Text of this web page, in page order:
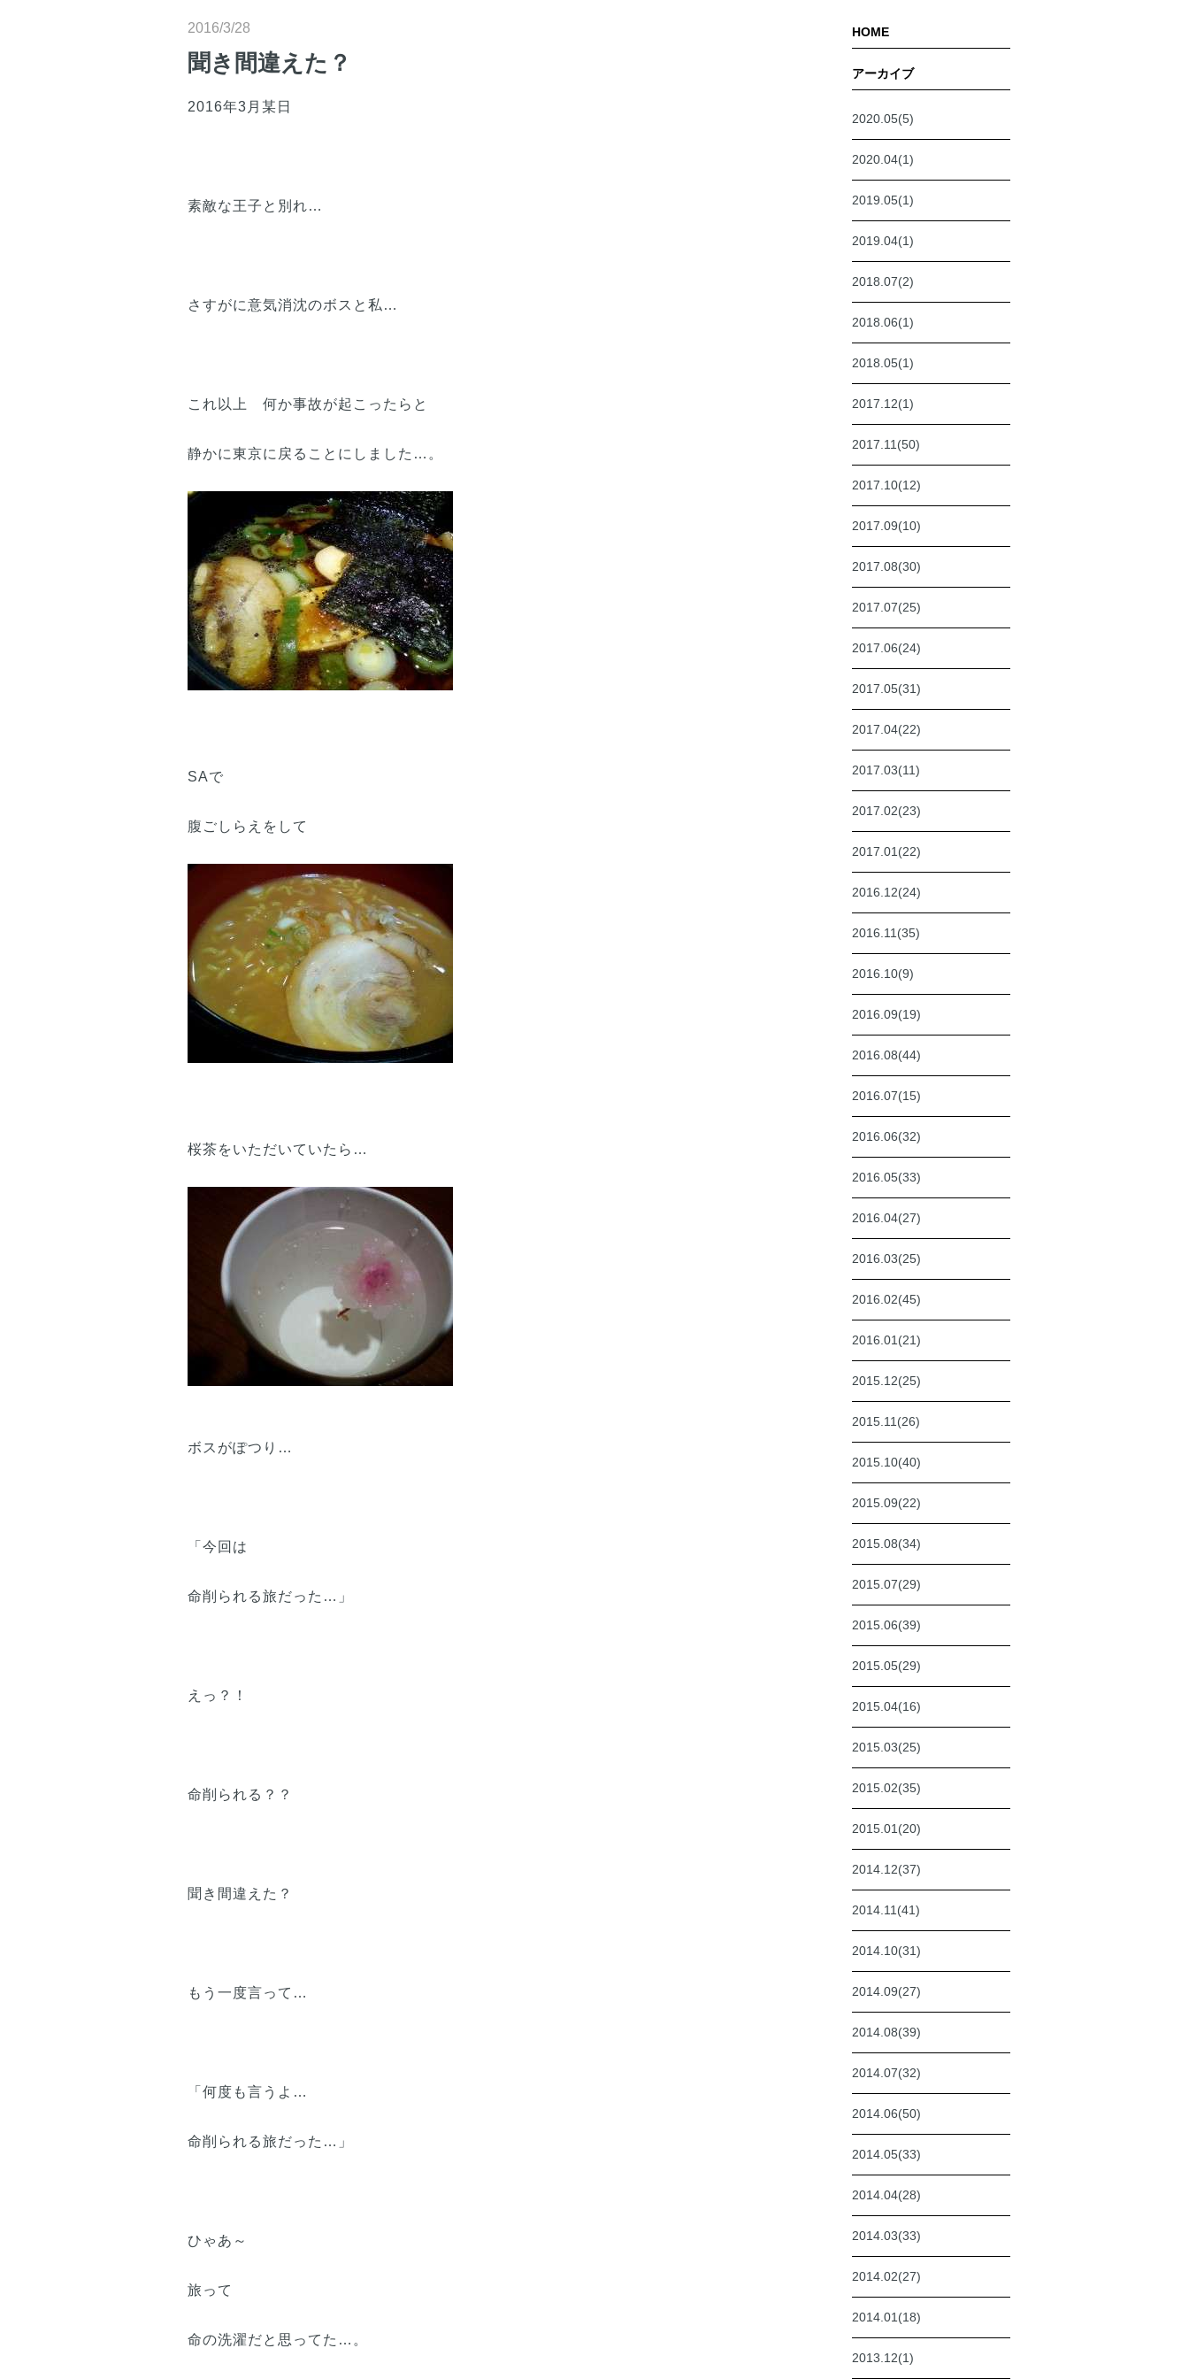
2016/3/28
聞き間違えた？
2016年3月某日
素敵な王子と別れ…
さすがに意気消沈のボスと私…
これ以上 何か事故が起こったらと
静かに東京に戻ることにしました…。
SAで
腹ごしらえをして
桜茶をいただいていたら…
ボスがぽつり…
「今回は
命削られる旅だった…」
えっ？！
命削られる？？
聞き間違えた？
もう一度言って…
「何度も言うよ…
命削られる旅だった…」
ひゃあ～
旅って
命の洗濯だと思ってた…。
HOME
アーカイブ
2020.05(5)
2020.04(1)
2019.05(1)
2019.04(1)
2018.07(2)
2018.06(1)
2018.05(1)
2017.12(1)
2017.11(50)
2017.10(12)
2017.09(10)
2017.08(30)
2017.07(25)
2017.06(24)
2017.05(31)
2017.04(22)
2017.03(11)
2017.02(23)
2017.01(22)
2016.12(24)
2016.11(35)
2016.10(9)
2016.09(19)
2016.08(44)
2016.07(15)
2016.06(32)
2016.05(33)
2016.04(27)
2016.03(25)
2016.02(45)
2016.01(21)
2015.12(25)
2015.11(26)
2015.10(40)
2015.09(22)
2015.08(34)
2015.07(29)
2015.06(39)
2015.05(29)
2015.04(16)
2015.03(25)
2015.02(35)
2015.01(20)
2014.12(37)
2014.11(41)
2014.10(31)
2014.09(27)
2014.08(39)
2014.07(32)
2014.06(50)
2014.05(33)
2014.04(28)
2014.03(33)
2014.02(27)
2014.01(18)
2013.12(1)